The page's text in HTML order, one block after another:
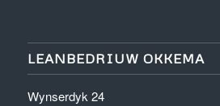
LEANBEDRIUW OKKEMA
Wynserdyk 24